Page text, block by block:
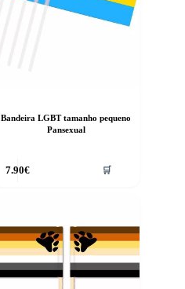
Bandeira LGBT tamanho pequeno
Pansexual
7.90€ 🛒